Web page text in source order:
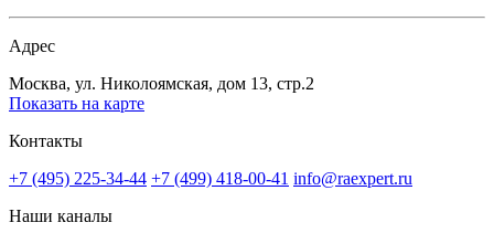
Адрес
Москва, ул. Николоямская, дом 13, стр.2
Показать на карте
Контакты
+7 (495) 225-34-44 +7 (499) 418-00-41 info@raexpert.ru
Наши каналы